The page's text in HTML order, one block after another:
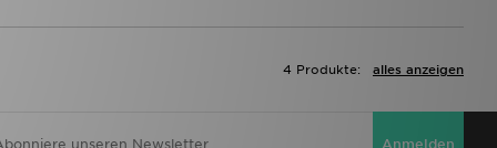
alles anzeigen
4 Produkte:
Anmelden